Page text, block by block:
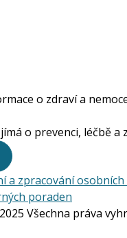
o zdraví a
o prevenci, léčbě a
a zpracování
poraden
Všechna práva